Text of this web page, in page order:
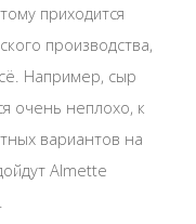
приходится
производства,
Например, сыр
очень неплохо, к
вариантов на
Almette